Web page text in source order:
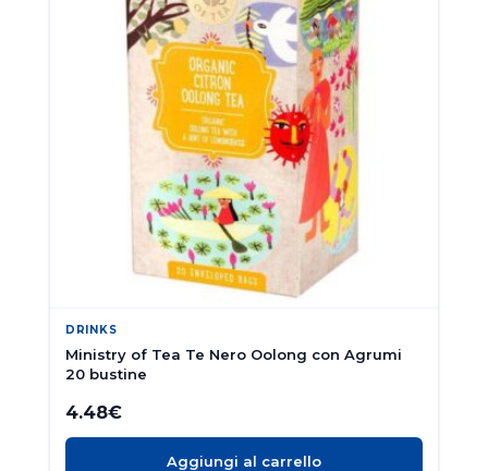
DRINKS
Ministry of Tea Te Nero Oolong con Agrumi
20 bustine
4.48€
Aggiungi al carrello